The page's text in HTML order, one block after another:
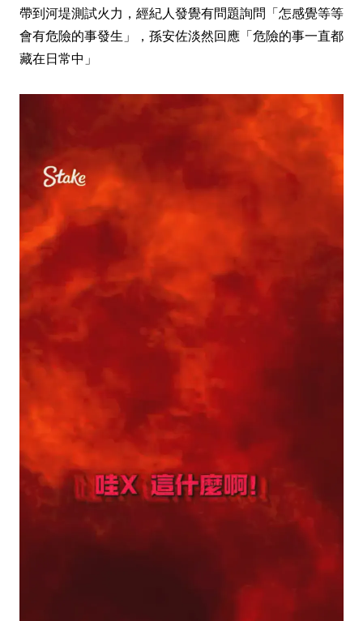
帶到河堤測試火力，經紀人發覺有問題詢問「怎感覺等等
會有危險的事發生」，孫安佐淡然回應「危險的事一直都
藏在日常中」